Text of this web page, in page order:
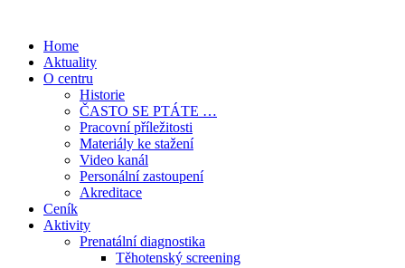
obsahuHome
Aktuality
O centru
Historie
ČASTO SE PTÁTE …
Pracovní příležitosti
Materiály ke stažení
Video kanál
Personální zastoupení
Akreditace
Ceník
Aktivity
Prenatální diagnostika
Těhotenský screening